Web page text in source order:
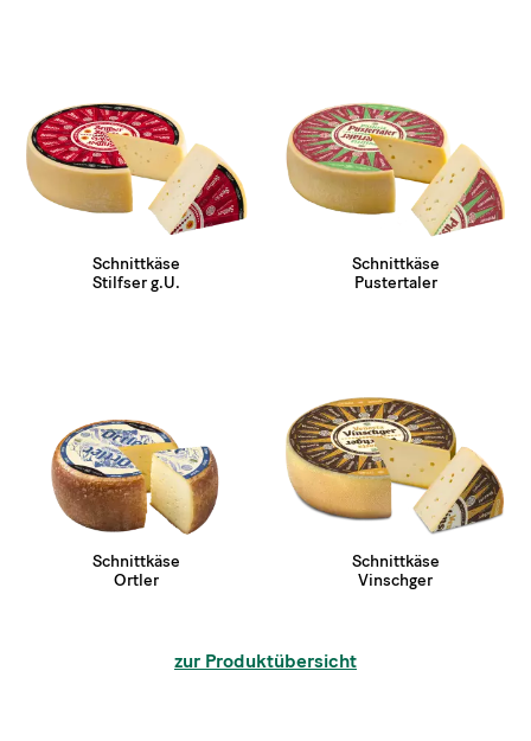
Schnittkäse
Stilfser g.U.
Schnittkäse
Pustertaler
Schnittkäse
Ortler
Schnittkäse
Vinschger
zur Produktübersicht